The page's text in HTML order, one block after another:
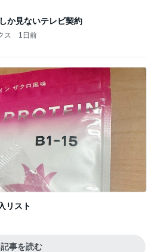
か見ないテレビ契約
ス 1日前
リスト
記事を読む